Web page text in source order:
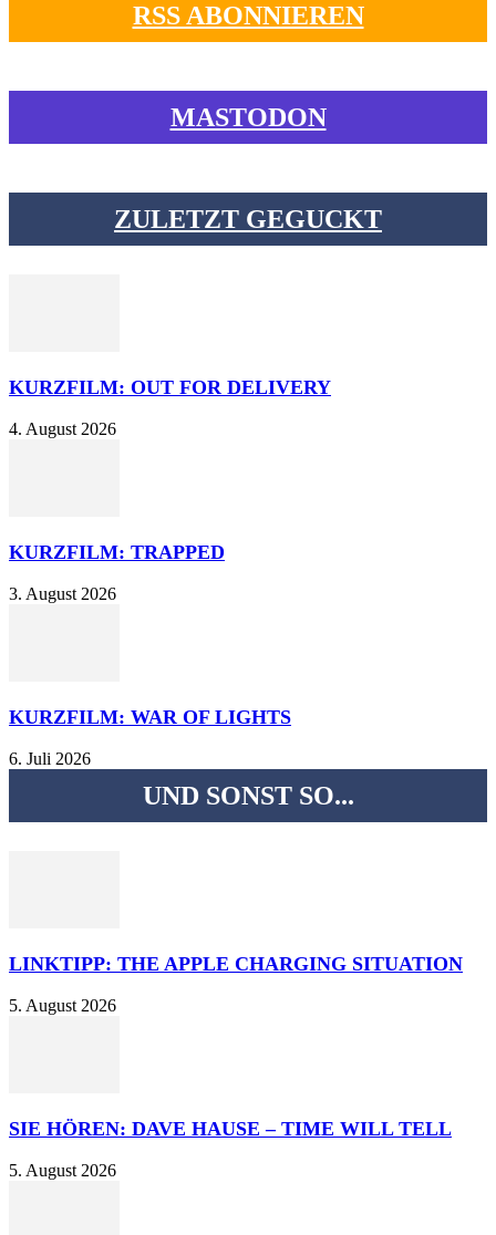
RSS ABONNIEREN
MASTODON
ZULETZT GEGUCKT
KURZFILM: OUT FOR DELIVERY
4. August 2026
KURZFILM: TRAPPED
3. August 2026
KURZFILM: WAR OF LIGHTS
6. Juli 2026
UND SONST SO...
LINKTIPP: THE APPLE CHARGING SITUATION
5. August 2026
SIE HÖREN: DAVE HAUSE – TIME WILL TELL
5. August 2026